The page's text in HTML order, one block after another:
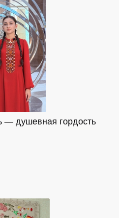
— душевная гордость